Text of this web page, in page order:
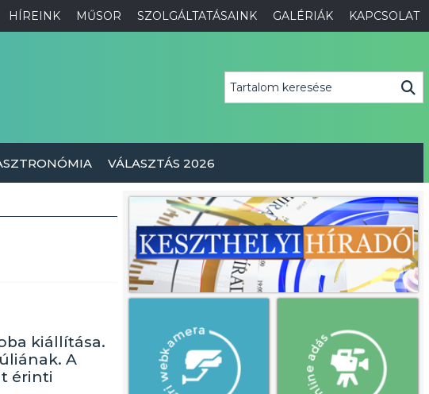
HÍREINK MŰSOR SZOLGÁLTATÁSAINK GALÉRIÁK KAPCSOLAT
VÁLASZTÁS 2026
kiállítása.
A
érinti